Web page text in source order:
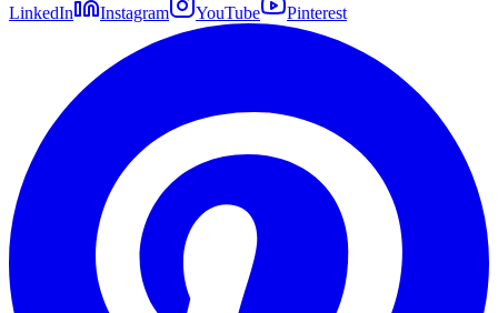
LinkedIn Instagram YouTube Pinterest